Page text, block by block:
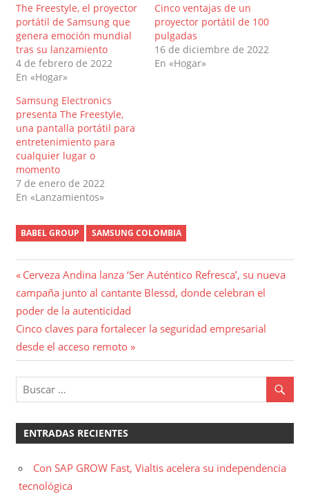
The Freestyle, el proyector
portátil de Samsung que
genera emoción mundial
tras su lanzamiento
4 de febrero de 2022
En «Hogar»
Cinco ventajas de un
proyector portátil de 100
pulgadas
16 de diciembre de 2022
En «Hogar»
Samsung Electronics
presenta The Freestyle,
una pantalla portátil para
entretenimiento para
cualquier lugar o
momento
7 de enero de 2022
En «Lanzamientos»
BABEL GROUP SAMSUNG COLOMBIA
Navegación
de
entradas
Entrada
anterior:
Cerveza Andina lanza ‘Ser Auténtico Refresca’, su nueva
campaña junto al cantante Blessd, donde celebran el
poder de la autenticidad
Entrada
siguiente:
Cinco claves para fortalecer la seguridad empresarial
desde el acceso remoto
ENTRADAS RECIENTES
Con SAP GROW Fast, Vialtis acelera su independencia
tecnológica